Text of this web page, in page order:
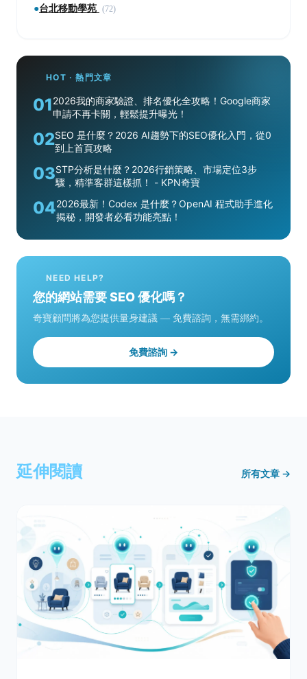
●台北移動學苑 (72)
HOT · 熱門文章
012026我的商家驗證、排名優化全攻略！Google商家
申請不再卡關，輕鬆提升曝光！
02SEO 是什麼？2026 AI趨勢下的SEO優化入門，從0
到上首頁攻略
03STP分析是什麼？2026行銷策略、市場定位3步
驟，精準客群這樣抓！ - KPN奇寶
042026最新！Codex 是什麼？OpenAI 程式助手進化
揭秘，開發者必看功能亮點！
NEED HELP?
您的網站需要 SEO 優化嗎？
奇寶顧問將為您提供量身建議 — 免費諮詢，無需綁約。
免費諮詢 →
延伸閱讀 所有文章 →